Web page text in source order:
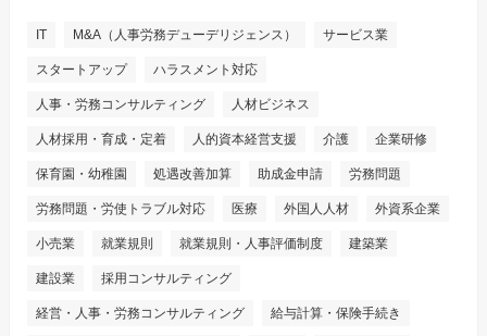
IT M&A（人事労務デューデリジェンス） サービス業
スタートアップ ハラスメント対応
人事・労務コンサルティング 人材ビジネス
人材採用・育成・定着 人的資本経営支援 介護 企業研修
保育園・幼稚園 処遇改善加算 助成金申請 労務問題
労務問題・労使トラブル対応 医療 外国人人材 外資系企業
小売業 就業規則 就業規則・人事評価制度 建築業
建設業 採用コンサルティング
経営・人事・労務コンサルティング 給与計算・保険手続き